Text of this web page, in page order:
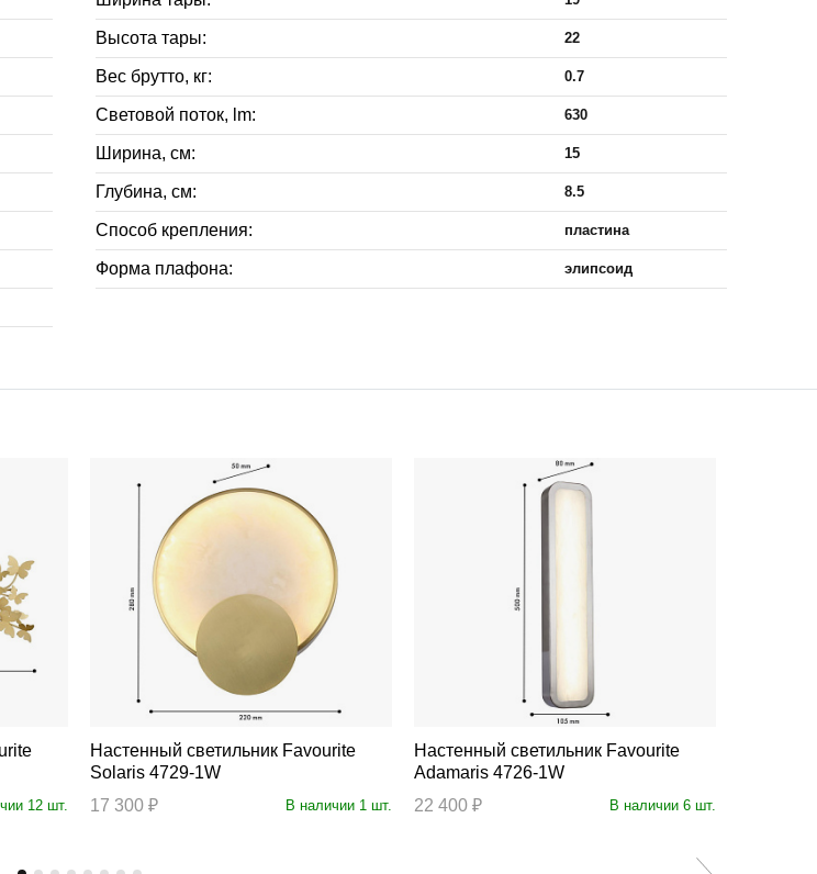
Высота тары: 22
Вес брутто, кг: 0.7
Световой поток, lm: 630
Ширина, см: 15
Глубина, см: 8.5
Способ крепления: пластина
Форма плафона: элипсоид
12 шт.
Настенный светильник Favourite
Solaris 4729-1W
17 300 ₽
В наличии 1 шт.
Настенный светильник Favourite
Adamaris 4726-1W
22 400 ₽
В наличии 6 шт.